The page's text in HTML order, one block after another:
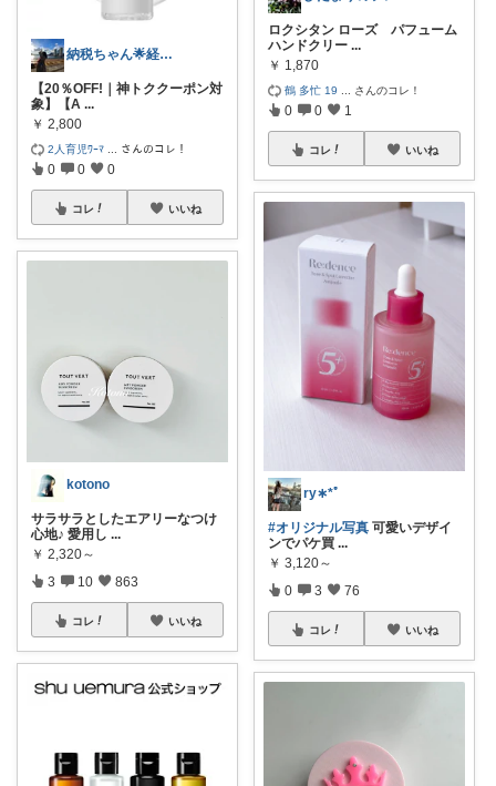
納税ちゃん🌟経由購入★
【20％OFF!｜神トククーポン対
象】【A ...
￥ 2,800
2人育児ﾜｰﾏ さんのコレ！
0 0 0
コレ いいね
kotono
サラサラとしたエアリーなつけ
心地♪ 愛用し ...
￥ 2,320～
3 10 863
コレ いいね
ロクシタン ローズ パフューム
ハンドクリー ...
￥ 1,870
鶴 多忙 19 さんのコレ！
0 0 1
コレ いいね
ry∗*ﾟ
#オリジナル写真 可愛いデザイ
ンでパケ買 ...
￥ 3,120～
0 3 76
コレ いいね